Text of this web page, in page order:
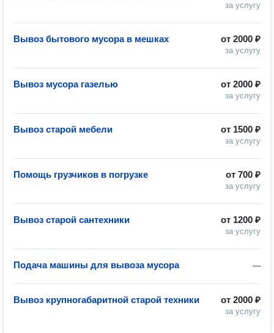
за услугу
от 2000 ₽
за услугу
Вывоз бытового мусора в мешках
от 2000 ₽
за услугу
Вывоз мусора газелью
от 1500 ₽
за услугу
Вывоз старой мебели
от 700 ₽
за услугу
Помощь грузчиков в погрузке
от 1200 ₽
за услугу
Вывоз старой сантехники
—
Подача машины для вывоза мусора
от 2000 ₽
за услугу
Вывоз крупногабаритной старой техники